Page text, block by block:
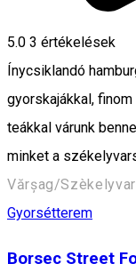
5.0 3 értékelések
Ínycsiklandó
gyorskajákkal,
teákkal várunk
minket a
Vărșag/
Gyorsétterem
Borsec Street